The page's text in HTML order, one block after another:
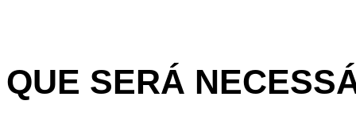
QUE SERÁ